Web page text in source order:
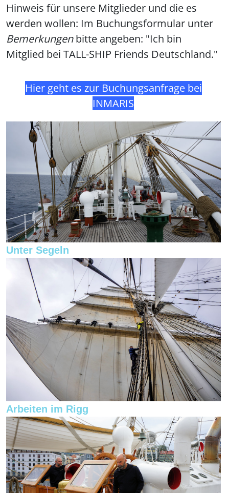
Hinweis für unsere Mitglieder und die es
werden wollen: Im Buchungsformular unter
Bemerkungenbitte angeben: "Ich bin
Mitglied bei TALL-SHIP Friends Deutschland."
Hier geht es zur Buchungsanfrage bei
INMARIS
Unter Segeln
Arbeiten im Rigg